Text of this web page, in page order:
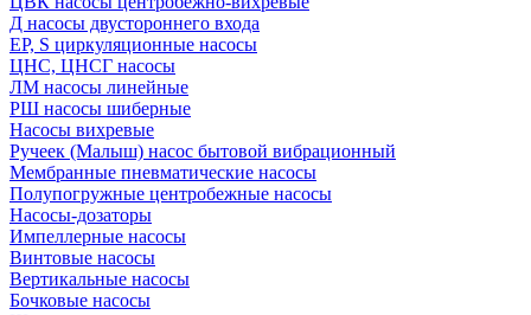
Д насосы двустороннего входа
EP, S циркуляционные насосы
ЦНС, ЦНСГ насосы
ЛМ насосы линейные
РШ насосы шиберные
Насосы вихревые
Ручеек (Малыш) насос бытовой вибрационный
Мембранные пневматические насосы
Полупогружные центробежные насосы
Насосы-дозаторы
Импеллерные насосы
Винтовые насосы
Вертикальные насосы
Бочковые насосы